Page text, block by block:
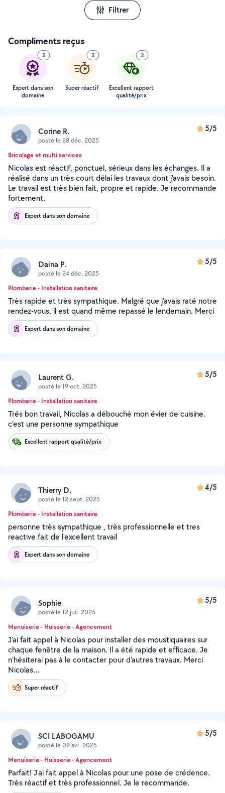
Filtrer
Compliments reçus
3
Expert dans son
domaine
3
Super réactif
2
Excellent rapport
qualité/prix
Corine R.
posté le 28 déc. 2025
5/5
Bricolage et multi services
Nicolas est réactif, ponctuel, sérieux dans les échanges. Il a
réalisé dans un très court délai les travaux dont j'avais besoin.
Le travail est très bien fait, propre et rapide. Je recommande
fortement.
Expert dans son domaine
Daina P.
posté le 24 déc. 2025
5/5
Plomberie - Installation sanitaire
Très rapide et très sympathique. Malgré que j’avais raté notre
rendez-vous, il est quand même repassé le lendemain. Merci
Expert dans son domaine
Laurent G.
posté le 19 oct. 2025
5/5
Plomberie - Installation sanitaire
Trés bon travail, Nicolas a débouché mon évier de cuisine.
c'est une personne sympathique
Excellent rapport qualité/prix
Thierry D.
posté le 12 sept. 2025
4/5
Plomberie - Installation sanitaire
personne très sympathique , très professionnelle et tres
reactive fait de l'excellent travail
Expert dans son domaine
Sophie
posté le 12 juil. 2025
5/5
Menuiserie - Huisserie - Agencement
J’ai fait appel à Nicolas pour installer des moustiquaires sur
chaque fenêtre de la maison. Il a été rapide et efficace. Je
n’hésiterai pas à le contacter pour d’autres travaux. Merci
Nicolas…
Super réactif
SCI LABOGAMU
posté le 09 avr. 2025
5/5
Menuiserie - Huisserie - Agencement
Parfait! J'ai fait appel à Nicolas pour une pose de crédence.
Très réactif et très professionnel. Je le recommande.